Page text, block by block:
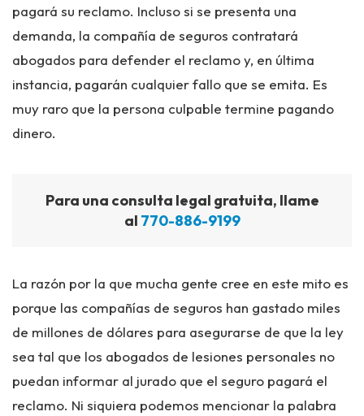
pagará su reclamo. Incluso si se presenta una
demanda, la compañía de seguros contratará
abogados para defender el reclamo y, en última
instancia, pagarán cualquier fallo que se emita. Es
muy raro que la persona culpable termine pagando
dinero.
Para una consulta legal gratuita, llame
al 770-886-9199
La razón por la que mucha gente cree en este mito es
porque las compañías de seguros han gastado miles
de millones de dólares para asegurarse de que la ley
sea tal que los abogados de lesiones personales no
puedan informar al jurado que el seguro pagará el
reclamo. Ni siquiera podemos mencionar la palabra